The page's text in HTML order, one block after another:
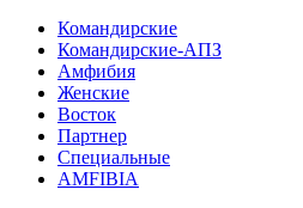
Командирские
Командирские-АПЗ
Амфибия
Женские
Восток
Партнер
Специальные
AMFIBIA